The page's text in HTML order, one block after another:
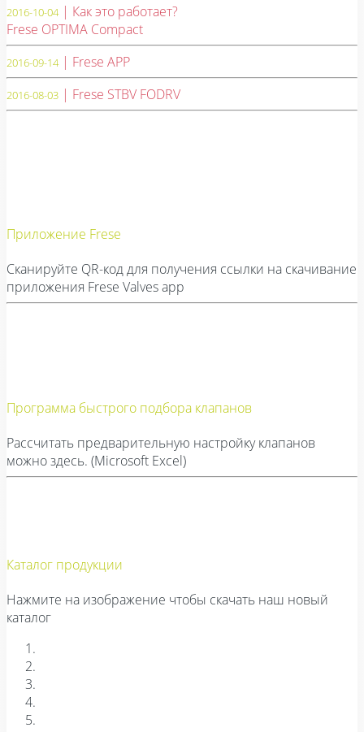
2016-10-04| Как это работает?
Frese OPTIMA Compact
2016-09-14| Frese APP
2016-08-03 | Frese STBV FODRV
Приложение Frese
Сканируйте QR-код для получения ссылки на скачивание
приложения Frese Valves app
Программа быстрого подбора клапанов
Рассчитать предварительную настройку клапанов
можно здесь. (Microsoft Excel)
Каталог продукции
Нажмите на изображение чтобы скачать наш новый
каталог